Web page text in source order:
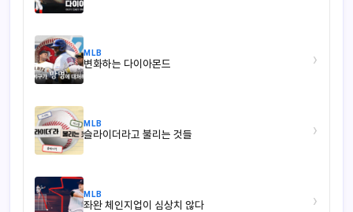
MLB
변화하는 다이아몬드 ›
MLB
슬라이더라고 불리는 것들 ›
MLB
좌완 체인지업이 심상치 않다 ›